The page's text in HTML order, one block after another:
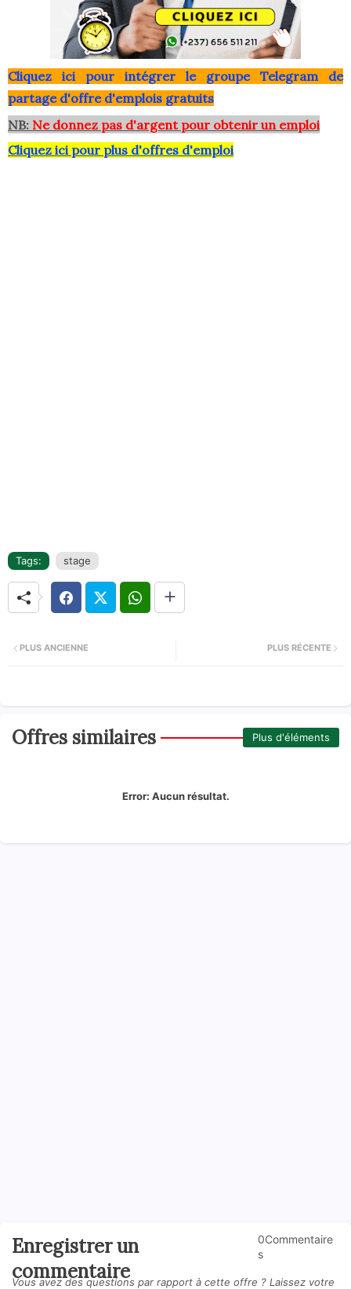
Cliquez ici pour intégrer le groupe Telegram de
partage d'offre d'emplois gratuits
NB: Ne donnez pas d'argent pour obtenir un emploi
Cliquez ici pour plus d'offres d'emploi
Tags: stage
PLUS RÉCENTE
PLUS ANCIENNE
Offres similaires Plus d'éléments
Error: Aucun résultat.
Enregistrer un
commentaire
0Commentaire
s
Vous avez des questions par rapport à cette offre ? Laissez votre